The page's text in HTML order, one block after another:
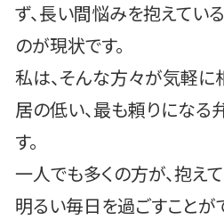
ず、長い間悩みを抱えてい
のが現状です。
私は、そんな方々が気軽に
居の低い、最も頼りになる
す。
一人でも多くの方が、抱え
明るい毎日を過ごすことが